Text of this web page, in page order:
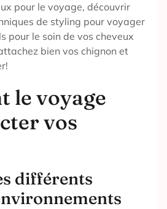
pour le voyage, découvrir
de styling pour voyager
pour le soin de vos cheveux
bien vos chignon et
le voyage
vos
différents